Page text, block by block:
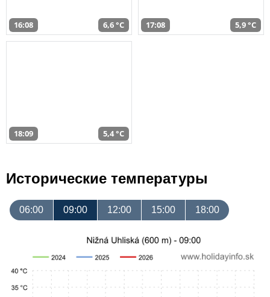
16:08 6,6 °C 17:08 5,9 °C
18:09 5,4 °C
Исторические температуры
06:00 09:00 12:00 15:00 18:00